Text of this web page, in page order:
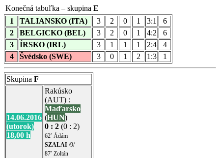
Konečná tabuľka – skupina E
1
TALIANSKO (ITA) 3 2 0 1 3:1
6
2
BELGICKO (BEL) 3 2 0 1 4:2
6
3
ÍRSKO (IRL) 3 1 1 1 2:4
4
4
Švédsko (SWE) 3 0 1 2 1:3 1
Skupina F
14.06.2016
(utorok)
18,00 h
Rakúsko
(AUT) :
Maďarsko
(HUN)
0 : 2 (0 : 2)
62′ Ádám
SZALAI /9/
87′ Zoltán